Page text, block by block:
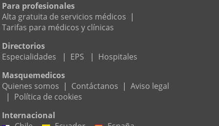
Para profesionales
Alta gratuita de servicios médicos |
Tarifas para médicos y clínicas
Directorios
Especialidades
| EPS | Hospitales
Masquemedicos
Quienes somos | Contáctanos | Aviso legal
| Política de cookies
Internacional